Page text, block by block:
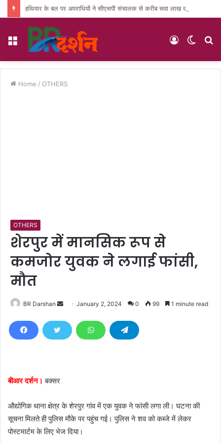
Menu
Switch
Log
Home / OTHERS
OTHERS
शेरपुर में मानसिक रूप से
कमजोर युवक ने लगाई फांसी,
मौत
BR Darshan
d
i
January 2, 2024 0 99 1 minute read
बीआर दर्शन। बक्सर
औद्योगिक थाना क्षेत्र के शेरपुर गांव में एक युवक ने फांसी लगा ली। घटना की
सूचना मिलते ही पुलिस मौके पर पहुंच गई। पुलिस ने शव को कब्जे में लेकर
पोस्टमार्टम के लिए भेज दिया।